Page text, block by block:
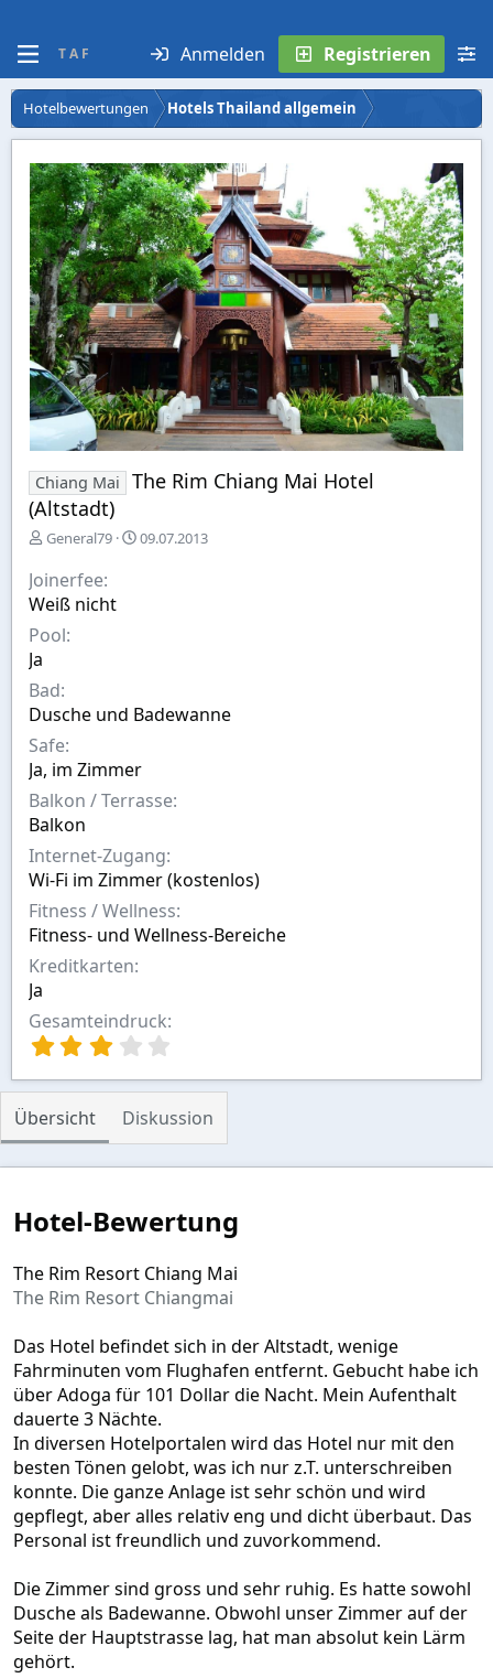
T A F Anmelden Registrieren
Hotelbewertungen Hotels Thailand allgemein
Chiang Mai
The Rim Chiang Mai Hotel
(Altstadt)
E
s
t
e
l
v
o
n
General79
A
09.07.2013
Joinerfee
Weiß nicht
Pool
Ja
Bad
Dusche und Badewanne
Safe
Ja, im Zimmer
Balkon / Terrasse
Balkon
Internet-Zugang
Wi-Fi im Zimmer (kostenlos)
Fitness / Wellness
Fitness- und Wellness-Bereiche
Kreditkarten
Ja
Gesamteindruck
0
0
S
t
e
n
(
)
Übersicht Diskussion
Hotel-Bewertung
The Rim Resort Chiang Mai
The Rim Resort Chiangmai
Das Hotel befindet sich in der Altstadt, wenige
Fahrminuten vom Flughafen entfernt. Gebucht habe ich
über Adoga für 101 Dollar die Nacht. Mein Aufenthalt
dauerte 3 Nächte.
In diversen Hotelportalen wird das Hotel nur mit den
besten Tönen gelobt, was ich nur z.T. unterschreiben
konnte. Die ganze Anlage ist sehr schön und wird
gepflegt, aber alles relativ eng und dicht überbaut. Das
Personal ist freundlich und zuvorkommend.
Die Zimmer sind gross und sehr ruhig. Es hatte sowohl
Dusche als Badewanne. Obwohl unser Zimmer auf der
Seite der Hauptstrasse lag, hat man absolut kein Lärm
gehört.